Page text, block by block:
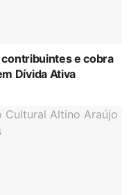
e cobra
Dívida Ativa